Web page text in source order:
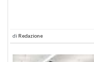
di Redazione